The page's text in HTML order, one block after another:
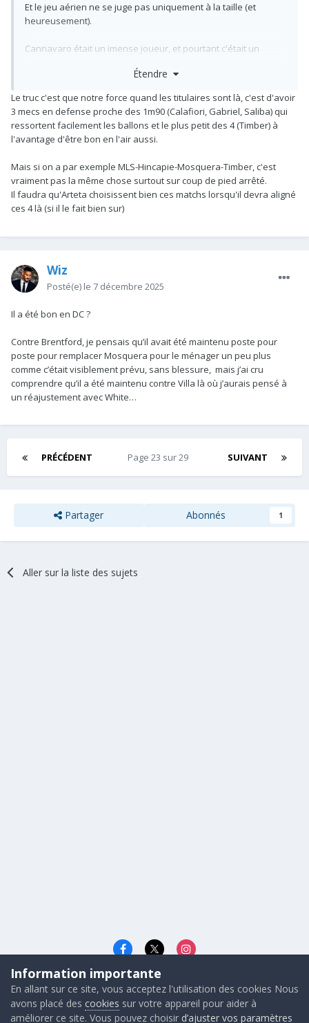
Et le jeu aérien ne se juge pas uniquement à la taille (et
heureusement).
Cannavaro était un imense joueur, et pourtant c'était un
à Man U tout le monde le disait trop petit pour la Pl, finalement
tout le monde s'accorde désormais à dire que ca ne me
pénalise pas tant que ça et que c'est un super joueur.
Étendre
Le truc c'est que notre force quand les titulaires sont là, c'est d'avoir
3 mecs en defense proche des 1m90 (Calafiori, Gabriel, Saliba) qui
ressortent facilement les ballons et le plus petit des 4 (Timber) à
l'avantage d'être bon en l'air aussi.
Mais si on a par exemple MLS-Hincapie-Mosquera-Timber, c'est
vraiment pas la même chose surtout sur coup de pied arrêté.
Il faudra qu'Arteta choisissent bien ces matchs lorsqu'il devra aligné
ces 4 là (si il le fait bien sur)
Wiz
Posté(e) le 7 décembre 2025
Il a été bon en DC ?
Contre Brentford, je pensais qu’il avait été maintenu poste pour
poste pour remplacer Mosquera pour le ménager un peu plus
comme c’était visiblement prévu, sans blessure, mais j’ai cru
comprendre qu’il a été maintenu contre Villa là où j’aurais pensé à
un réajustement avec White…
PRÉCÉDENT SUIVANT
Page 23 sur 29
Partager Abonnés 1
Aller sur la liste des sujets
Langue Cookies
© 2026 - Gunners FRANCE
Powered by Invision Community
Information importante
En allant sur ce site, vous acceptez l'utilisation des cookies Nous
avons placé des cookies sur votre appareil pour aider à
améliorer ce site. Vous pouvez choisir d’ajuster vos paramètres